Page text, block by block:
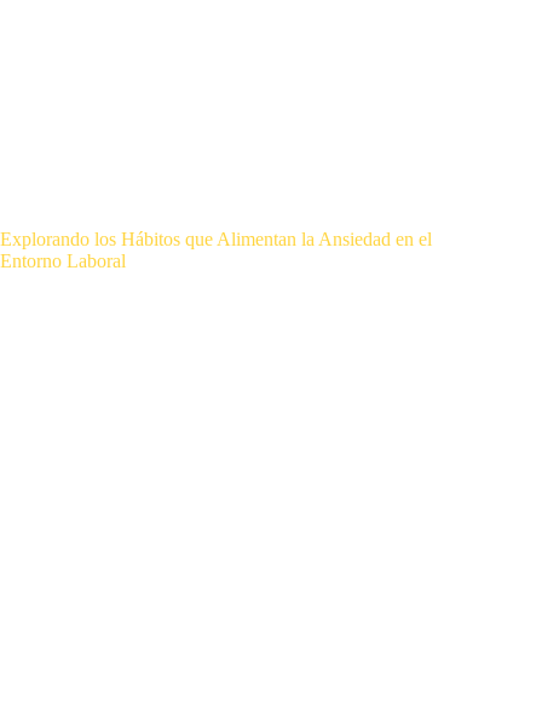
Explorando los Hábitos que Alimentan la Ansiedad en el
Entorno Laboral